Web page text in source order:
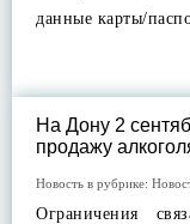
данные карты/
На Дону 2
продажу
Новость в рубрике:
Ограничения